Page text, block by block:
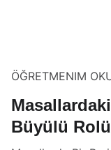
ÖĞRETMENIM
Büyülü Rolü